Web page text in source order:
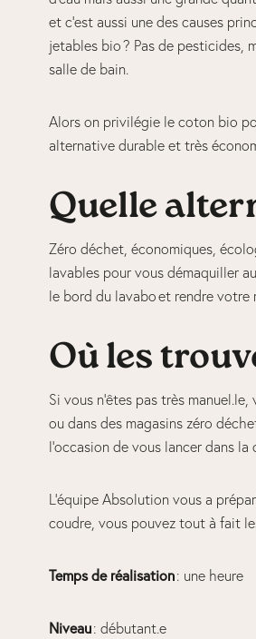
et c’est aussi une des causes
jetables bio ? Pas de pesticides,
salle de bain.
Alors on privilégie le coton bio
alternative durable et très
Quelle
Zéro déchet, économiques,
lavables pour vous démaquiller
le bord du lavabo et rendre
Où les
Si vous n’êtes pas très
ou dans des magasins zéro
l’occasion de vous lancer dans
L’équipe Absolution vous a
coudre, vous pouvez tout à fait
Temps de réalisation: une heure
Niveau: débutant.e